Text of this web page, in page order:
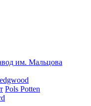
им. Мальцова
Pols Potten